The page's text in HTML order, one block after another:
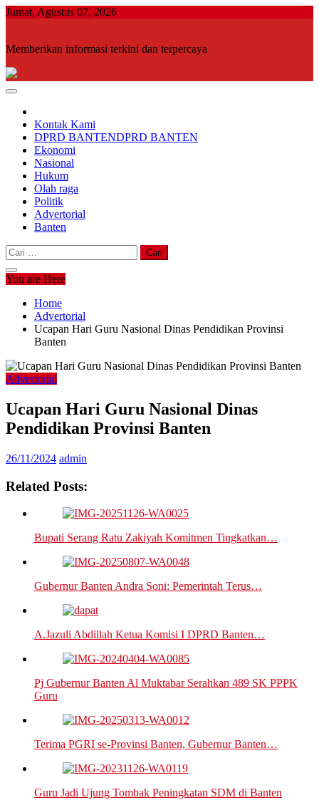
Skip
Jumat, Agustus 07, 2026
Memberikan informasi terkini dan terpercaya
Kontak Kami
DPRD BANTENDPRD BANTEN
Ekonomi
Nasional
Hukum
Olah raga
Politik
Advertorial
Banten
Cari
untuk:
You are Here
Home
Advertorial
Ucapan Hari Guru Nasional Dinas Pendidikan Provinsi
Banten
Advertorial
Ucapan Hari Guru Nasional Dinas
Pendidikan Provinsi Banten
26/11/2024 admin
Related Posts:
Bupati Serang Ratu Zakiyah Komitmen Tingkatkan…
Gubernur Banten Andra Soni: Pemerintah Terus…
A.Jazuli Abdillah Ketua Komisi I DPRD Banten…
Pj Gubernur Banten Al Muktabar Serahkan 489 SK PPPK
Guru
Terima PGRI se-Provinsi Banten, Gubernur Banten…
Guru Jadi Ujung Tombak Peningkatan SDM di Banten